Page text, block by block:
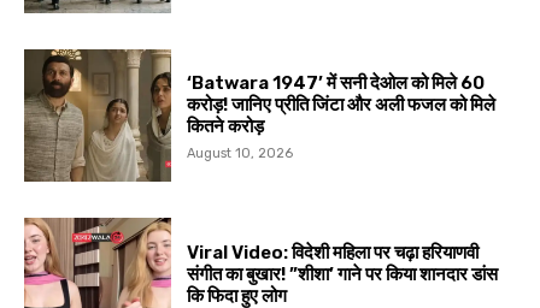
‘Batwara 1947’ में सनी देओल को मिले ₹60
करोड़! जानिए प्रीति जिंटा और अली फजल को मिले
कितने करोड़
August 10, 2026
Viral Video: विदेशी महिला पर चढ़ा हरियाणवी
संगीत का बुखार! ”शीशा’ गाने पर किया शानदार डांस
कि फिदा हुए लोग